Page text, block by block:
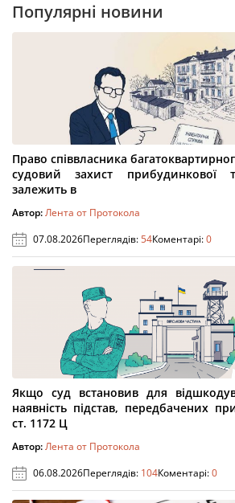
Популярні новини
Право співвласника
судовий захист прибудинкової
залежить в
Автор:Лента от Протокола
07.08.2026Переглядів:54Коментарі:0
Якщо суд встановив для
наявність підстав, передбачених
ст. 1172 Ц
Автор:Лента от Протокола
06.08.2026Переглядів: 104Коментарі:0